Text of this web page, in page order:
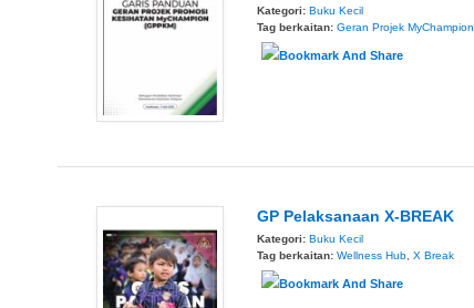
Kategori: Buku Kecil
Tag berkaitan: Geran Projek MyChampion
GP Pelaksanaan X-BREAK
Kategori: Buku Kecil
Tag berkaitan: Wellness Hub, X Break